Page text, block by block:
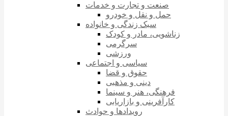
صنعت و تجارت و خدمات
حمل و نقل و خودرو
سبک زندگی و خانواده
زناشویی، مادر و کودک
سرگرمی
ورزشی
سیاسی و اجتماعی
حقوق و قضا
دینی و مذهبی
فرهنگی، هنر و سینما
کارآفرینی و بازاریابی
رویدادها و حوادث